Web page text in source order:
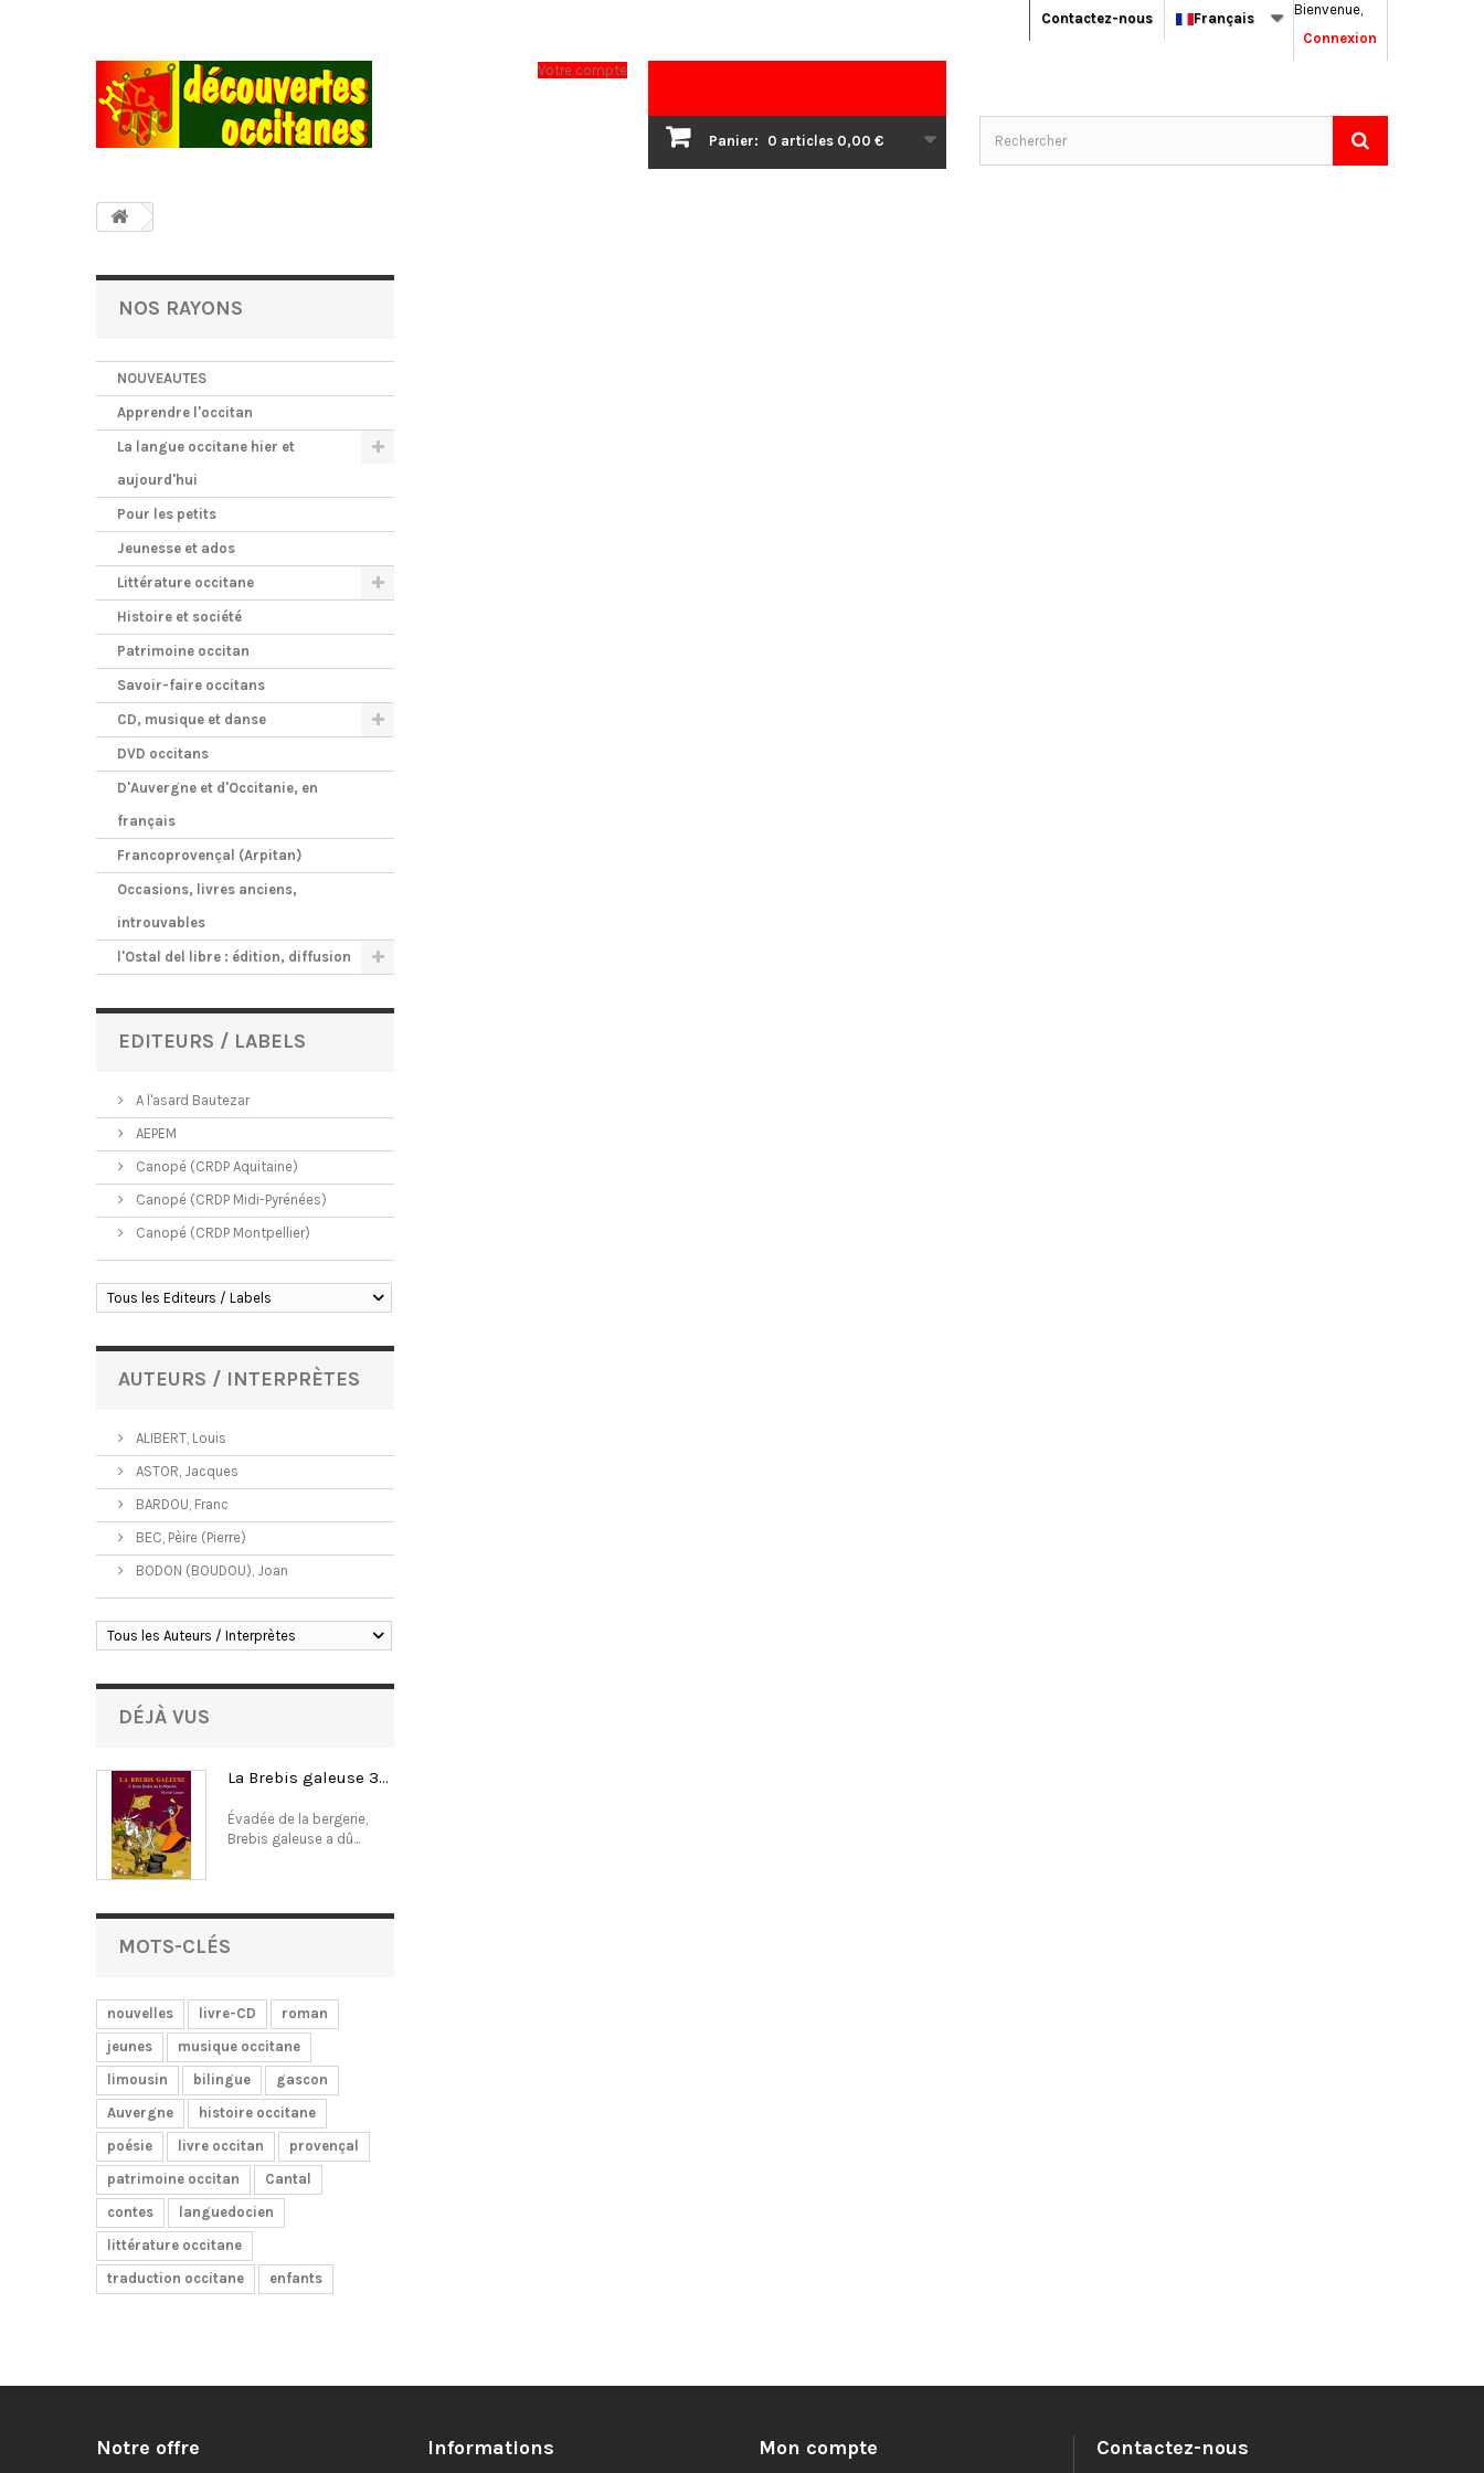
Bienvenue,
Connexion
Français
Contactez-nous
Panier: 0 articles 0,00 €
Votre compte
NOS RAYONS
NOUVEAUTES
Apprendre l'occitan
La langue occitane hier et
aujourd'hui
Pour les petits
Jeunesse et ados
Littérature occitane
Histoire et société
Patrimoine occitan
Savoir-faire occitans
CD, musique et danse
DVD occitans
D'Auvergne et d'Occitanie, en
français
Francoprovençal (Arpitan)
Occasions, livres anciens,
introuvables
l'Ostal del libre : édition, diffusion
EDITEURS / LABELS
A l'asard Bautezar
AEPEM
Canopé (CRDP Aquitaine)
Canopé (CRDP Midi-Pyrénées)
Canopé (CRDP Montpellier)
Tous les Editeurs / Labels
AUTEURS / INTERPRÈTES
ALIBERT, Louis
ASTOR, Jacques
BARDOU, Franc
BEC, Pèire (Pierre)
BODON (BOUDOU), Joan
Tous les Auteurs / Interprètes
DÉJÀ VUS
La Brebis galeuse 3...
Évadée de la bergerie,
Brebis galeuse a dû...
MOTS-CLÉS
nouvelles livre-CD
roman
jeunes
musique occitane
limousin
bilingue
gascon
Auvergne
histoire occitane
poésie
livre occitan
provençal
patrimoine occitan
Cantal
contes
languedocien
littérature occitane
traduction occitane
enfants
Notre offre Informations Mon compte Contactez-nous